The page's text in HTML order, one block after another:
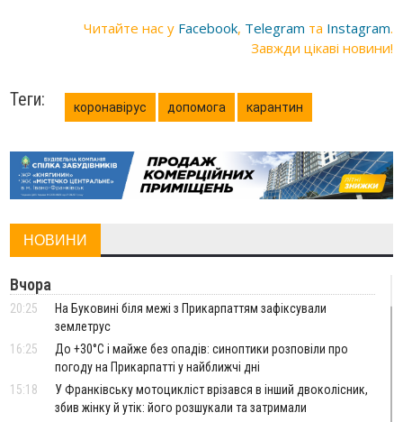
Читайте нас у Facebook, Telegram та Instagram.
Завжди цікаві новини!
Теги: коронавірус допомога карантин
НОВИНИ
Вчора
20:25
На Буковині біля межі з Прикарпаттям зафіксували
землетрус
16:25
До +30°C і майже без опадів: синоптики розповіли про
погоду на Прикарпатті у найближчі дні
15:18
У Франківську мотоцикліст врізався в інший двоколісник,
збив жінку й утік: його розшукали та затримали